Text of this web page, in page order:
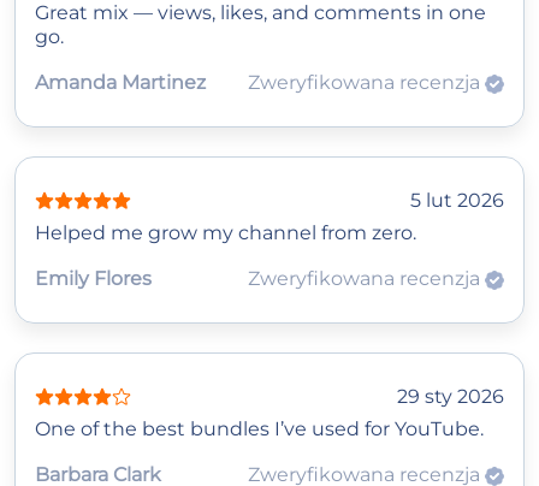
Great mix — views, likes, and comments in one
go.
Amanda Martinez
Zweryfikowana recenzja
5 lut 2026
Helped me grow my channel from zero.
Emily Flores
Zweryfikowana recenzja
29 sty 2026
One of the best bundles I’ve used for YouTube.
Barbara Clark
Zweryfikowana recenzja